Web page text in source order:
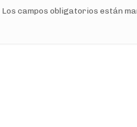
Los campos obligatorios están